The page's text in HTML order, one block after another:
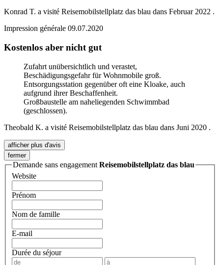
Konrad T. a visité Reisemobilstellplatz das blau dans Februar 2022 .
Impression générale 09.07.2020
Kostenlos aber nicht gut
Zufahrt unübersichtlich und verastet,
Beschädigungsgefahr für Wohnmobile groß.
Entsorgungsstation gegenüber oft eine Kloake, auch
aufgrund ihrer Beschaffenheit.
Großbaustelle am naheliegenden Schwimmbad
(geschlossen).
Theobald K. a visité Reisemobilstellplatz das blau dans Juni 2020 .
afficher plus d'avis
fermer
Demande sans engagement Reisemobilstellplatz das blau
Website
Prénom
Nom de famille
E-mail
Durée du séjour